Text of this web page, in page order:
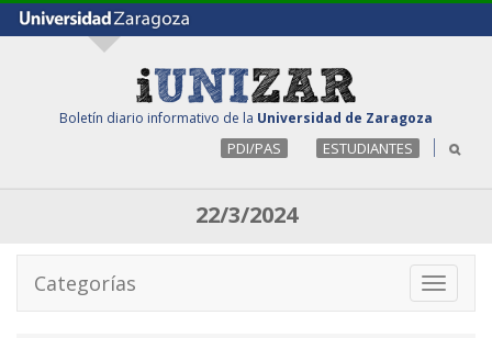
Boletín diario informativo de la Universidad de Zaragoza
PDI/PAS ESTUDIANTES
22/3/2024
Toggle
Categorías